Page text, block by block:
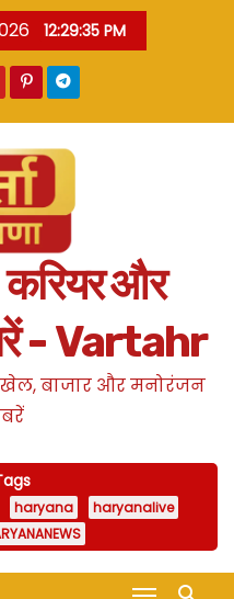
12:29:35 PM
और
- Vartahr
खेल, बाजार और मनोरंजन
haryana
haryanalive